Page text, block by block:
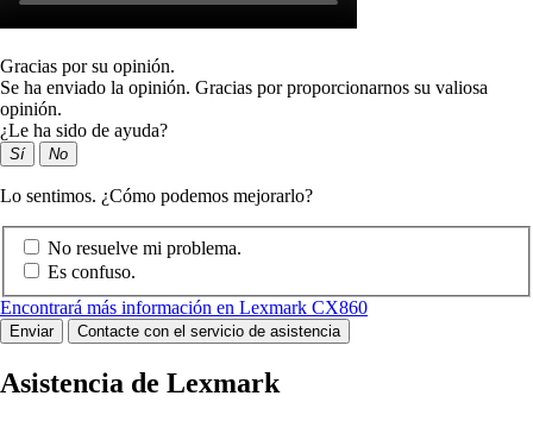
Gracias por su opinión.
Se ha enviado la opinión. Gracias por proporcionarnos su valiosa
opinión.
¿Le ha sido de ayuda?
Sí No
Lo sentimos. ¿Cómo podemos mejorarlo?
No resuelve mi problema.
Es confuso.
Encontrará más información en Lexmark CX860
Enviar Contacte con el servicio de asistencia
Asistencia de Lexmark